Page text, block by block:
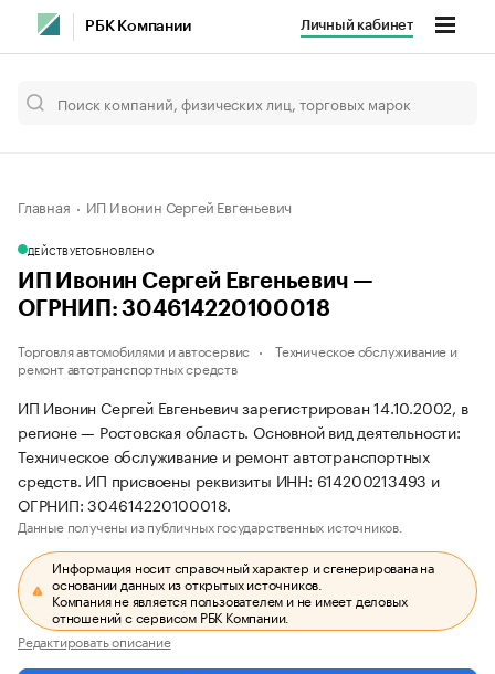
РБК Компании Личный кабинет
Главная ИП Ивонин Сергей Евгеньевич
ДЕЙСТВУЕТОБНОВЛЕНО
ИП Ивонин Сергей Евгеньевич —
ОГРНИП: 304614220100018
Торговля автомобилями и автосервис
Техническое обслуживание и
ремонт автотранспортных средств
ИП Ивонин Сергей Евгеньевич зарегистрирован 14.10.2002, в
регионе — Ростовская область. Основной вид деятельности:
Техническое обслуживание и ремонт автотранспортных
средств. ИП присвоены реквизиты ИНН: 614200213493 и
ОГРНИП: 304614220100018.
Данные получены из публичных государственных источников.
Информация носит справочный характер и сгенерирована на
основании данных из открытых источников.
Компания не является пользователем и не имеет деловых
отношений с сервисом РБК Компании.
Редактировать описание